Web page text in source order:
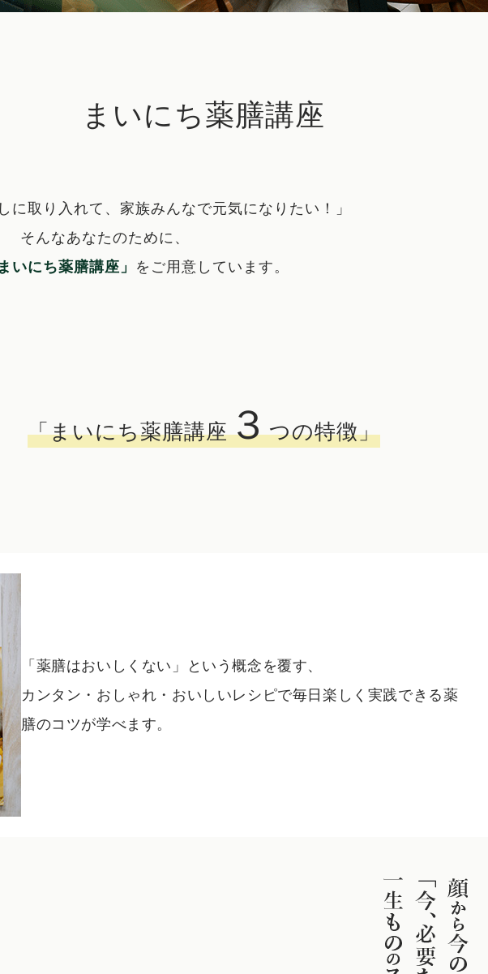
まいにち薬膳講座
に取り入れて、家族みんなで元気になりたい！」
そんなあなたのために、
まいにち薬膳講座」 をご用意しています。
「まいにち薬膳講座３つの特徴」
「薬膳はおいしくない」という概念を覆す、
カンタン・おしゃれ・おいしいレシピで毎日楽しく実践できる薬
膳のコツが学べます。